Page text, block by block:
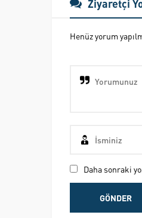
Ziyaretçi
Henüz yorum
Daha sonraki